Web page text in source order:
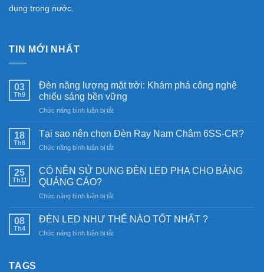
dụng trong nước.
TIN MỚI NHẤT
03
Th9
Đèn năng lượng mặt trời: Khám phá công nghệ
chiếu sáng bền vững
Chức năng bình luận bị tắtở
năng
mặt
Khám
nghệ
sáng
18
Th8
Tại sao nên chọn Đèn Ray Nam Châm 6SS-CR?
Chức năng bình luận bị tắtở
sao
Đèn
Nam
6SS-
25
Th11
CÓ NÊN SỬ DỤNG ĐÈN LED PHA CHO BẢNG
QUẢNG CÁO?
Chức năng bình luận bị tắtở
NÊN
DỤNG
08
Th4
ĐÈN LED NHƯ THẾ NÀO TỐT NHẤT ?
Chức năng bình luận bị tắtở
TAGS